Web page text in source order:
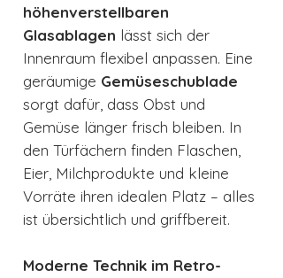
höhenverstellbaren
Glasablagen lässt sich der
Innenraum flexibel anpassen. Eine
geräumige Gemüseschublade
sorgt dafür, dass Obst und
Gemüse länger frisch bleiben. In
den Türfächern finden Flaschen,
Eier, Milchprodukte und kleine
Vorräte ihren idealen Platz – alles
ist übersichtlich und griffbereit.
Moderne Technik im Retro-